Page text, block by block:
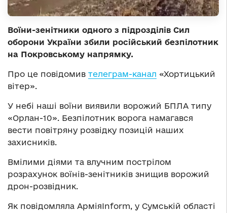
Воїни-зенітники одного з підрозділів Сил
оборони України збили російський безпілотник
на Покровському напрямку.
Про це повідомив телеграм-канал «Хортицький
вітер».
У небі наші воїни виявили ворожий БПЛА типу
«Орлан-10». Безпілотник ворога намагався
вести повітряну розвідку позицій наших
захисників.
Вмілими діями та влучним пострілом
розрахунок воїнів-зенітників знищив ворожий
дрон-розвідник.
Як повідомляла АрміяInform, у Сумській області